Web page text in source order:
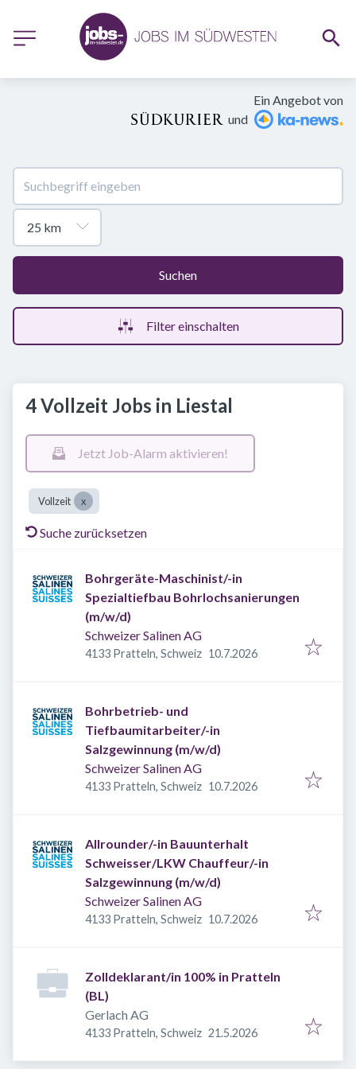
Ein Angebot von
und
Suchen
Filter einschalten
4 Vollzeit Jobs in Liestal
Jetzt Job-Alarm aktivieren!
Vollzeit
Suche zurücksetzen
Bohrgeräte-Maschinist/-in
Spezialtiefbau Bohrlochsanierungen
(m/w/d)
Schweizer Salinen AG
4133 Pratteln, Schweiz Veröffentlicht
10.7.2026
Bohrbetrieb- und
Tiefbaumitarbeiter/-in
Salzgewinnung (m/w/d)
Schweizer Salinen AG
4133 Pratteln, Schweiz Veröffentlicht
10.7.2026
Allrounder/-in Bauunterhalt
Schweisser/LKW Chauffeur/-in
Salzgewinnung (m/w/d)
Schweizer Salinen AG
4133 Pratteln, Schweiz Veröffentlicht
10.7.2026
Zolldeklarant/in 100% in Pratteln
(BL)
Gerlach AG
4133 Pratteln, Schweiz Veröffentlicht
21.5.2026